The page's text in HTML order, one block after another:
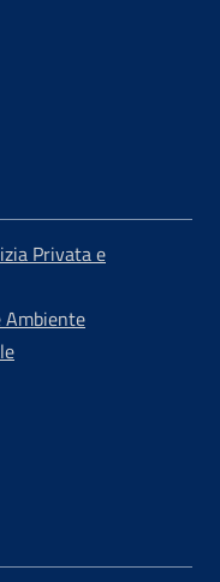
Privata e
Ambiente